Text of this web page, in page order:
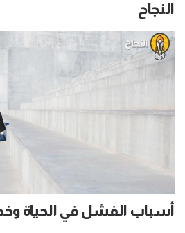
النجاح
أسباب الفشل في الحياة